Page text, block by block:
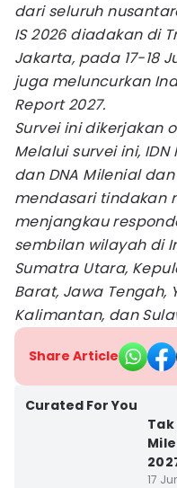
dari seluruh
IS 2026 diadakan di
Jakarta, pada 17-18
juga meluncurkan
Report 2027.
Survei ini dikerjakan
Melalui survei ini,
dan DNA Milenial
mendasari tindakan
menjangkau
sembilan wilayah di
Sumatra Utara,
Barat, Jawa Tengah,
Kalimantan, dan
Share Article
Curated For You
17